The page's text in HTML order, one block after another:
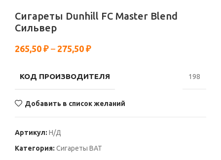
Сигареты Dunhill FC Master Blend
Сильвер
265,50 ₽ – 275,50 ₽
КОД ПРОИЗВОДИТЕЛЯ 198
Добавить в список желаний
Артикул: Н/Д
Категория: Сигареты BAT